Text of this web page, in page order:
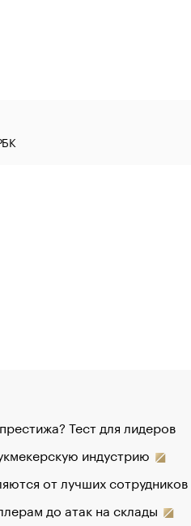
Тест для лидеров
индустрию
от лучших сотрудников
до атак на склады